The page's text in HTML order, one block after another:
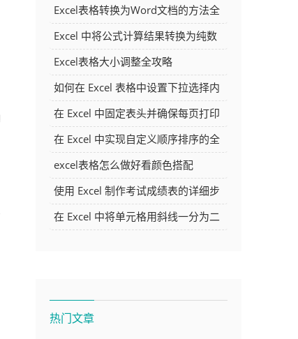
Excel表格转换为Word文档的方法全
解析
Excel 中将公式计算结果转换为纯数
字的多种方法
Excel表格大小调整全攻略
如何在 Excel 表格中设置下拉选择内
容
在 Excel 中固定表头并确保每页打印
时都显示表头的方法详解
在 Excel 中实现自定义顺序排序的全
面指南
excel表格怎么做好看颜色搭配
使用 Excel 制作考试成绩表的详细步
骤及技巧
在 Excel 中将单元格用斜线一分为二
热门文章